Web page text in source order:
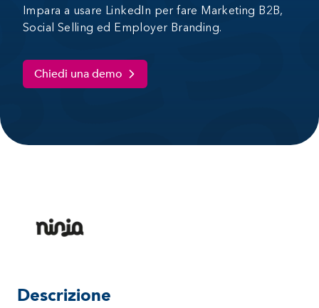
Impara a usare LinkedIn per fare Marketing B2B,
Social Selling ed Employer Branding.
Chiedi una demo
Descrizione